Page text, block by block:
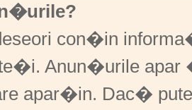
con�in
Anun�urile
apar�in. Dac�